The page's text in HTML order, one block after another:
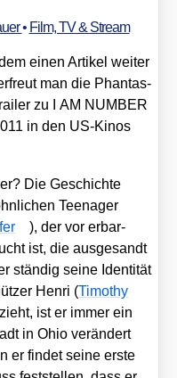
• Film, TV & Stream
einen Arti­kel wei­ter
man die Phan­tas­
zu I AM NUMBER
in den US-Kinos
Die Geschich­te
Teen­ager
), der vor erbar­
ist, die aus­ge­sandt
stän­dig sei­ne Iden­ti­tät
Hen­ri (Timo­thy
ist er immer ein
in Ohio ver­än­dert
er fin­det sei­ne ers­te